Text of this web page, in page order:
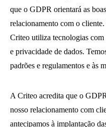
que o GDPR orientará as
relacionamento com o
Criteo utiliza tecnologias com
e privacidade de dados.
padrões e regulamentos e às
A Criteo acredita que o
nosso relacionamento com
antecipamos à implantação